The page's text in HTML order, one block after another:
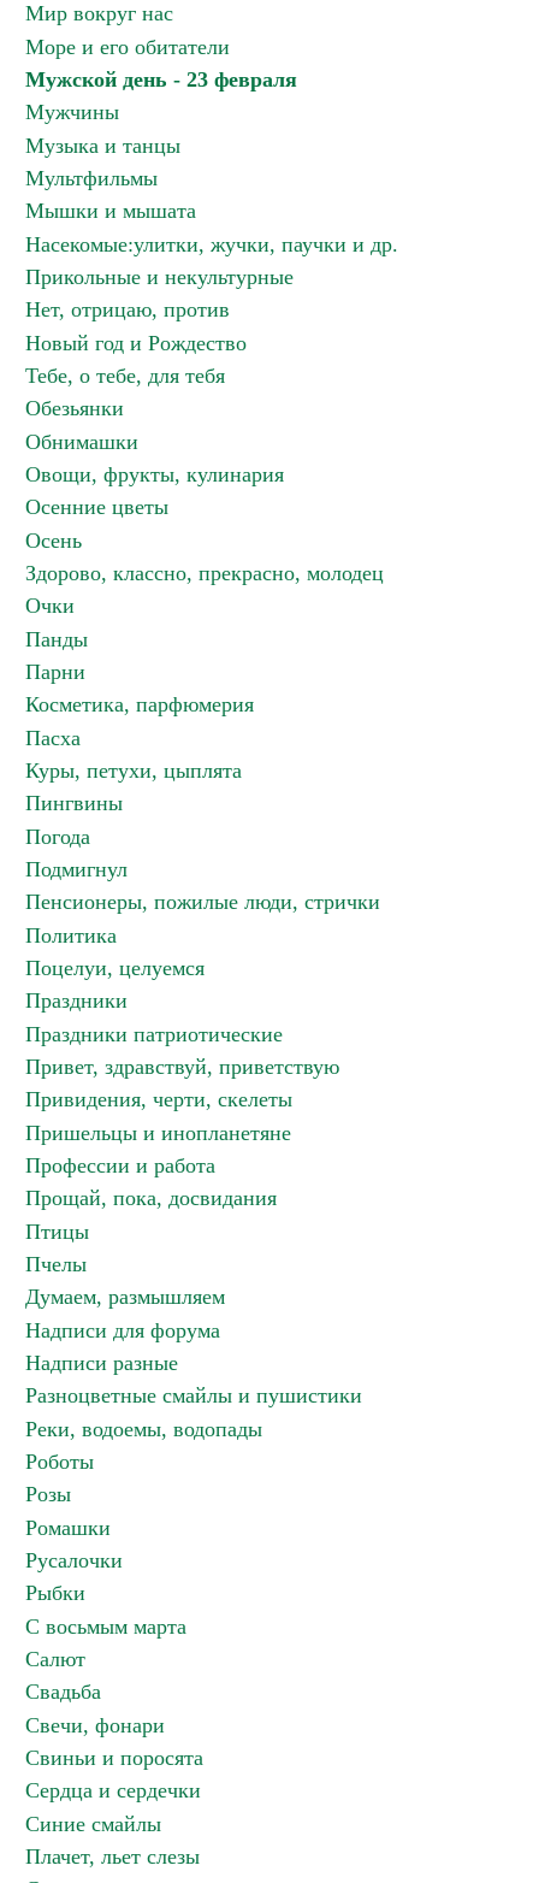
Мир вокруг нас
Море и его обитатели
Мужской день - 23 февраля
Мужчины
Музыка и танцы
Мультфильмы
Мышки и мышата
Насекомые:улитки, жучки, паучки и др.
Прикольные и некультурные
Нет, отрицаю, против
Новый год и Рождество
Тебе, о тебе, для тебя
Обезьянки
Обнимашки
Овощи, фрукты, кулинария
Осенние цветы
Осень
Здорово, классно, прекрасно, молодец
Очки
Панды
Парни
Косметика, парфюмерия
Пасха
Куры, петухи, цыплята
Пингвины
Погода
Подмигнул
Пенсионеры, пожилые люди, стрички
Политика
Поцелуи, целуемся
Праздники
Праздники патриотические
Привет, здравствуй, приветствую
Привидения, черти, скелеты
Пришельцы и инопланетяне
Профессии и работа
Прощай, пока, досвидания
Птицы
Пчелы
Думаем, размышляем
Надписи для форума
Надписи разные
Разноцветные смайлы и пушистики
Реки, водоемы, водопады
Роботы
Розы
Ромашки
Русалочки
Рыбки
С восьмым марта
Салют
Свадьба
Свечи, фонари
Свиньи и поросята
Сердца и сердечки
Синие смайлы
Плачет, льет слезы